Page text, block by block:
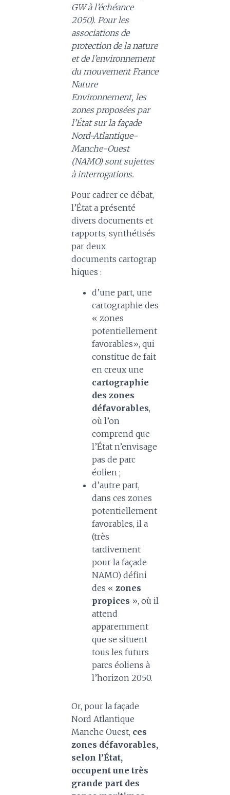
GW à l’échéance
2050). Pour les
associations de
protection de la nature
et de l’environnement
du mouvement France
Nature
Environnement, les
zones proposées par
l’État sur la façade
Nord-Atlantique-
Manche-Ouest
(NAMO) sont sujettes
à interrogations.
Pour cadrer ce débat,
l’État a présenté
divers documents et
rapports, synthétisés
par deux
documents cartograp
hiques :
d’une part, une
cartographie des
« zones
potentiellement
favorables», qui
constitue de fait
en creux une
cartographie
des zones
défavorables,
où l’on
comprend que
l’État n’envisage
pas de parc
éolien ;
d’autre part,
dans ces zones
potentiellement
favorables, il a
(très
tardivement
pour la façade
NAMO) défini
des « zones
propices », où il
attend
apparemment
que se situent
tous les futurs
parcs éoliens à
l’horizon 2050.
Or, pour la façade
Nord Atlantique
Manche Ouest, ces
zones défavorables,
selon l’État,
occupent une très
grande part des